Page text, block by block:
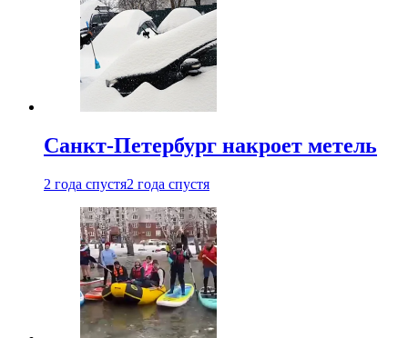
Санкт-Петербург накроет метель
2 года спустя2 года спустя